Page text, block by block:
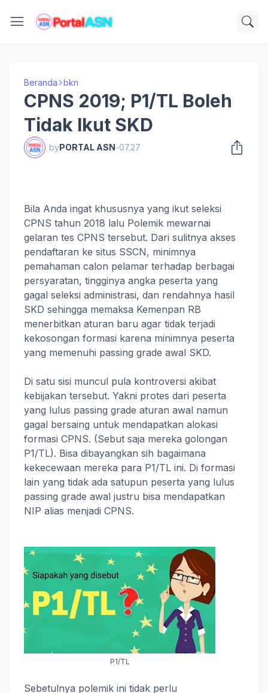
Beranda bkn
CPNS 2019; P1/TL Boleh
Tidak Ikut SKD
byPORTAL ASN-07.27
Bila Anda ingat khususnya yang ikut seleksi
CPNS tahun 2018 lalu Polemik mewarnai
gelaran tes CPNS tersebut. Dari sulitnya akses
pendaftaran ke situs SSCN, minimnya
pemahaman calon pelamar terhadap berbagai
persyaratan, tingginya angka peserta yang
gagal seleksi administrasi, dan rendahnya hasil
SKD sehingga memaksa Kemenpan RB
menerbitkan aturan baru agar tidak terjadi
kekosongan formasi karena minimnya peserta
yang memenuhi passing grade awal SKD.
Di satu sisi muncul pula kontroversi akibat
kebijakan tersebut. Yakni protes dari peserta
yang lulus passing grade aturan awal namun
gagal bersaing untuk mendapatkan alokasi
formasi CPNS. (Sebut saja mereka golongan
P1/TL). Bisa dibayangkan sih bagaimana
kekecewaan mereka para P1/TL ini. Di formasi
lain yang tidak ada satupun peserta yang lulus
passing grade awal justru bisa mendapatkan
NIP alias menjadi CPNS.
P1/TL
Sebetulnya polemik ini tidak perlu